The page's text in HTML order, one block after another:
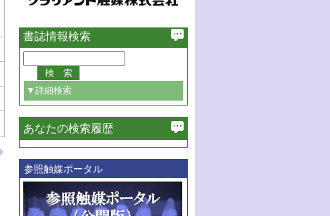
書誌情報検索
▼詳細検索
必ず含む
巻・号指定
巻
号
範囲指定
あなたの検索履歴
参照触媒ポータル